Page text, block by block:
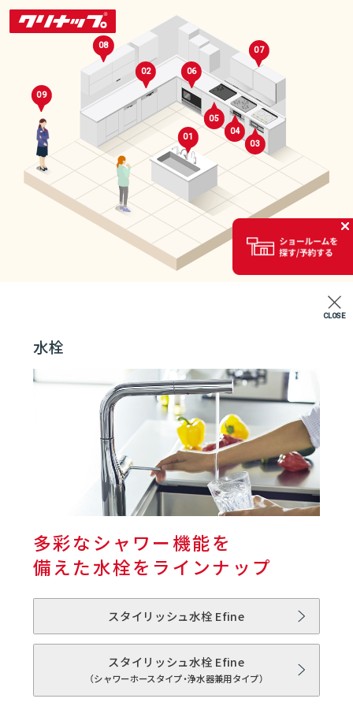
エントランス
キッチン | セレクトルーム
水栓
食器洗い乾燥機
03 IHクッキングヒーター
04 ガスコンロ
ハイブリッドコンロ
水栓
多彩なシャワー機能を
備えた水栓をラインナップ
スタイリッシュ水栓 Efine
スタイリッシュ水栓 Efine
（シャワーホースタイプ・浄水器兼用タイプ）
CLOSE
01
07
セレクトルーム
01
02
03
04
05
06
07
08
09